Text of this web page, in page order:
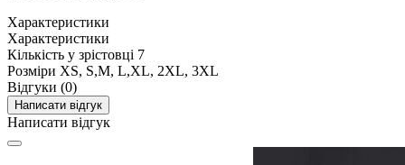
Характеристики
Характеристики
Кількість у зрістовці 7
Розміри XS, S,M, L,XL, 2XL, 3XL
Відгуки (0)
Написати відгук
Написати відгук